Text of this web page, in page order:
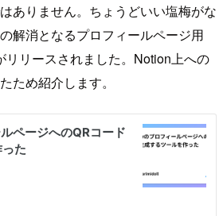
ありません。ちょうどいい塩梅がな
解消となるプロフィールページ用
リリースされました。Notion上への
ため紹介します。